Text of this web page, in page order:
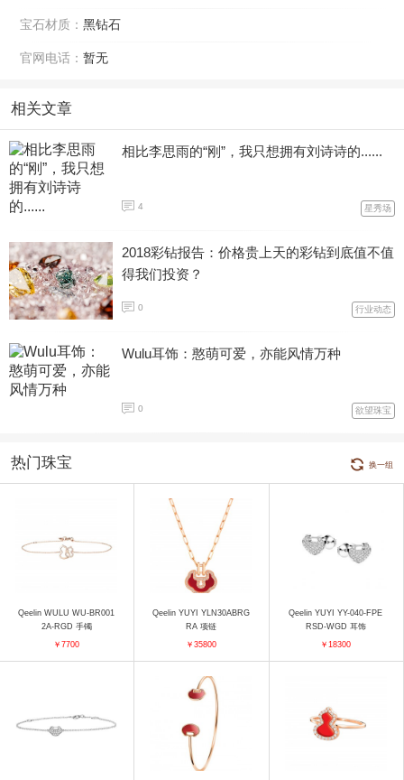
宝石材质： 黑钻石
官网电话： 暂无
相关文章
相比李思雨的“刚”，我只想拥有刘诗诗的......
4 星秀场
2018彩钻报告：价格贵上天的彩钻到底值不值
得我们投资？
0 行业动态
Wulu耳饰：憨萌可爱，亦能风情万种
0 欲望珠宝
热门珠宝 换一组
Qeelin WULU WU-BR001
2A-RGD 手镯
￥7700
Qeelin YUYI YLN30ABRG
RA 项链
￥35800
Qeelin YUYI YY-040-FPE
RSD-WGD 耳饰
￥18300